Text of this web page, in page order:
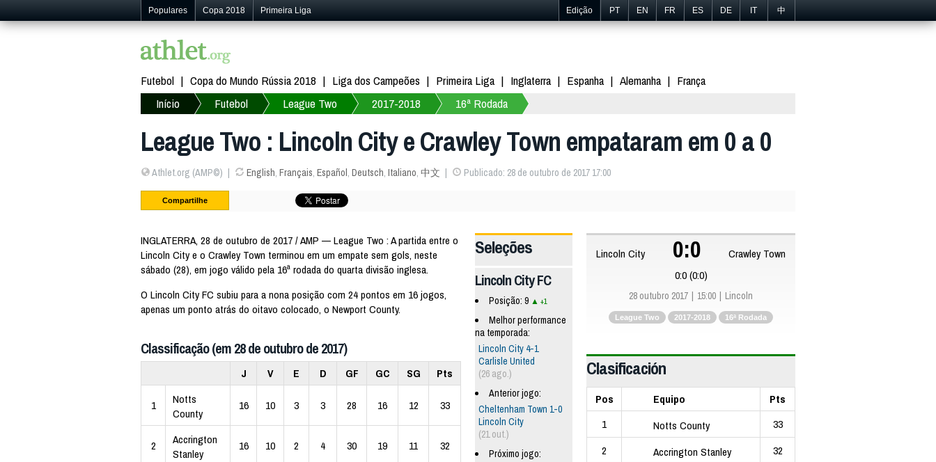
Populares Copa 2018 Primeira Liga Edição PT EN FR ES DE IT 中
Futebol Copa do Mundo Rússia 2018 Liga dos Campeões Primeira Liga Inglaterra Espanha Alemanha
França
Início
Futebol League Two 2017-2018 16ª Rodada
League Two : Lincoln City e Crawley Town empataram em 0 a 0
Athlet.org (AMP©) English, Français, Español, Deutsch, Italiano, 中文 Publicado: 28 de outubro de 2017 17:00
Compartilhe
INGLATERRA, 28 de outubro de 2017 / AMP — League Two : A partida entre o
Lincoln City e o Crawley Town terminou em um empate sem gols, neste
sábado (28), em jogo válido pela 16ª rodada do quarta divisão inglesa.
O Lincoln City FC subiu para a nona posição com 24 pontos em 16 jogos,
apenas um ponto atrás do oitavo colocado, o Newport County.
Classificação (em 28 de outubro de 2017)
J V E D GF GC SG Pts
1
Notts
County
16 10 3 3 28 16 12 33
2
Accrington
Stanley
16 10 2 4 30 19 11 32
Seleções
Lincoln City FC
Posição: 9 +1
Melhor performance
na temporada:
Lincoln City 4-1
Carlisle United
(26 ago.)
Anterior jogo:
Cheltenham Town 1-0
Lincoln City
(21 out.)
Próximo jogo:
Lincoln City 0:0
Crawley Town
0:0 (0:0)
28 outubro 2017 15:00 Lincoln
League Two 2017-2018 16ª Rodada
Clasificación
Pos Equipo
Pts
1
Notts County
33
2
Accrington Stanley
32